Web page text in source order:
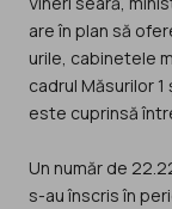
are în plan să
urile, cabinetele
cadrul Măsurilor
este cuprinsă
Un număr de
s-au înscris în